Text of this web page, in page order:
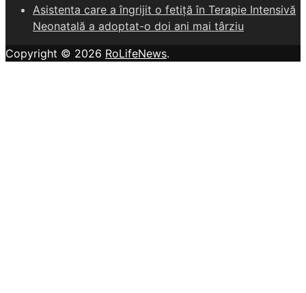
Asistenta care a îngrijit o fetiță în Terapie Intensivă
Neonatală a adoptat-o doi ani mai târziu
Copyright © 2026 RoLifeNews.